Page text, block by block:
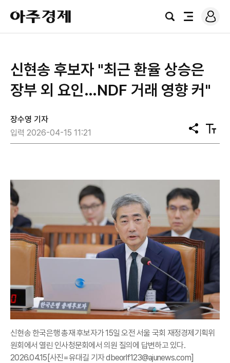
아
주
경
검
전
로
그
신현송 후보자 "최근 환율 상승은
장부 외 요인…NDF 거래 영향 커"
장수영 기자
입력 2026-04-15 11:21
공
유
텍
스
신현송 한국은행 총재 후보자가 15일 오전 서울 국회 재정경제기획위
원회에서 열린 인사청문회에서 의원 질의에 답변하고 있다.
2026.04.15[사진=유대길 기자 dbeorlf123@ajunews.com]